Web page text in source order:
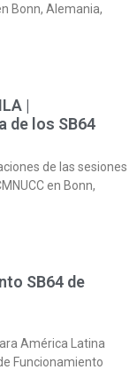
Bonn, Alemania,
|
de los SB64
de las sesiones
en Bonn,
SB64 de
América Latina
Funcionamiento